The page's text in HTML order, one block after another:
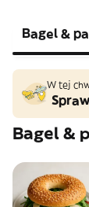
Bagel &
W tej
Bagel &